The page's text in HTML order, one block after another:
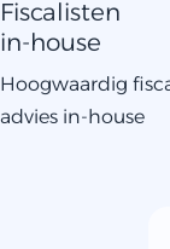
Fiscalisten
in-house
Hoogwaardig
advies in-house